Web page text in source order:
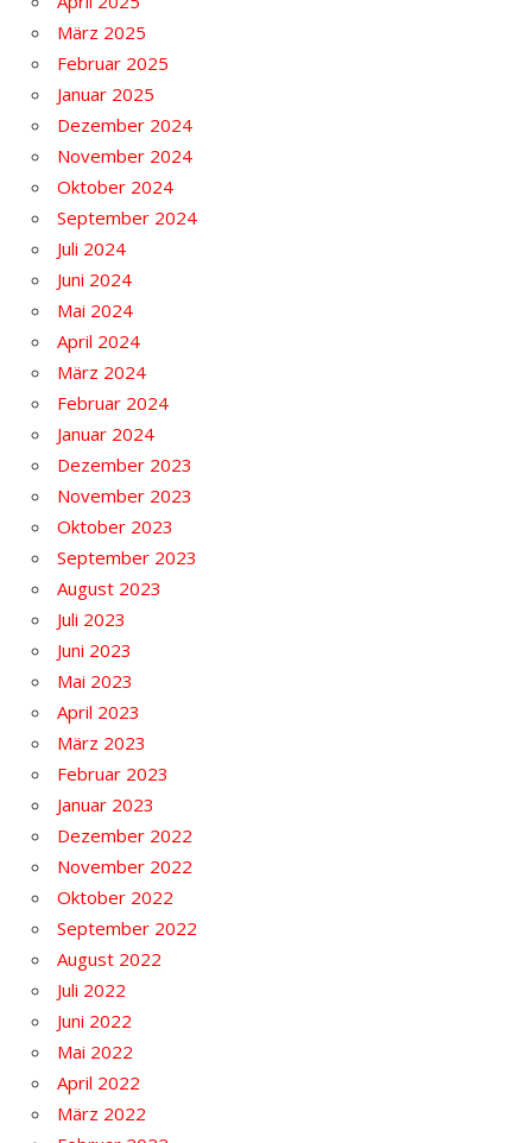
März 2025
Februar 2025
Januar 2025
Dezember 2024
November 2024
Oktober 2024
September 2024
Juli 2024
Juni 2024
Mai 2024
April 2024
März 2024
Februar 2024
Januar 2024
Dezember 2023
November 2023
Oktober 2023
September 2023
August 2023
Juli 2023
Juni 2023
Mai 2023
April 2023
März 2023
Februar 2023
Januar 2023
Dezember 2022
November 2022
Oktober 2022
September 2022
August 2022
Juli 2022
Juni 2022
Mai 2022
April 2022
März 2022